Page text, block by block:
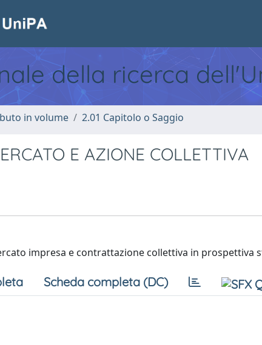
della ricerca
in volume 2.01 Capitolo o Saggio
E AZIONE COLLETTIVA
impresa e contrattazione collettiva in prospettiva
Scheda completa (DC)